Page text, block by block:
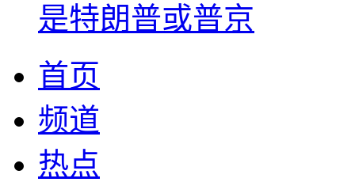
是特朗普或普京
首页
频道
热点